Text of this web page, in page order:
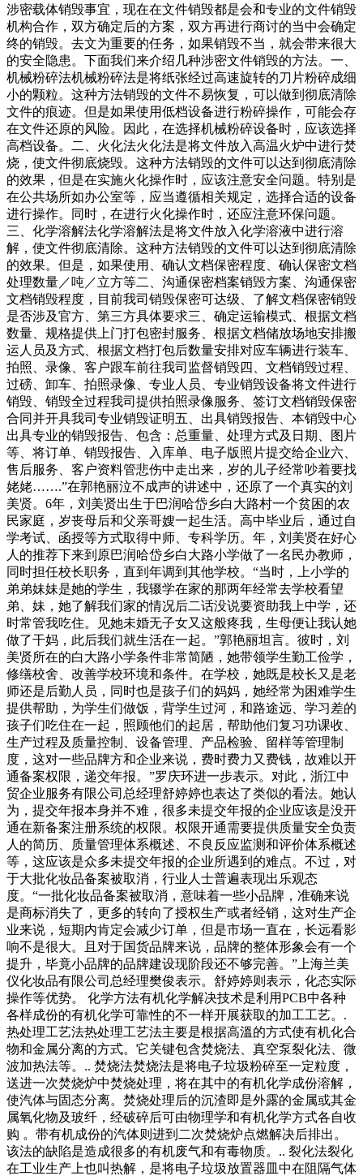
涉密载体销毁事宜，现在在文件销毁都是会和专业的文件销毁
机构合作，双方确定后的方案，双方再进行商讨的当中会确定
终的销毁。去文为重要的任务，如果销毁不当，就会带来很大
的安全隐患。下面我们来介绍几种涉密文件销毁的方法。一、
机械粉碎法机械粉碎法是将纸张经过高速旋转的刀片粉碎成细
小的颗粒。这种方法销毁的文件不易恢复，可以做到彻底清除
文件的痕迹。但是如果使用低档设备进行粉碎操作，可能会存
在文件还原的风险。因此，在选择机械粉碎设备时，应该选择
高档设备。二、火化法火化法是将文件放入高温火炉中进行焚
烧，使文件彻底烧毁。这种方法销毁的文件可以达到彻底清除
的效果，但是在实施火化操作时，应该注意安全问题。特别是
在公共场所如办公室等，应当遵循相关规定，选择合适的设备
进行操作。同时，在进行火化操作时，还应注意环保问题。
三、化学溶解法化学溶解法是将文件放入化学溶液中进行溶
解，使文件彻底清除。这种方法销毁的文件可以达到彻底清除
的效果。但是，如果使用、确认文档保密程度、确认保密文档
处理数量／吨／立方等二、沟通保密档案销毁方案、沟通保密
文档销毁程度，目前我司销毁保密可达级、了解文档保密销毁
是否涉及官方、第三方具体要求三、确定运输模式、根据文档
数量、规格提供上门打包密封服务、根据文档储放场地安排搬
运人员及方式、根据文档打包后数量安排对应车辆进行装车、
拍照、录像、客户跟车前往我司监督销毁四、文档销毁过程、
过磅、卸车、拍照录像、专业人员、专业销毁设备将文件进行
销毁、销毁全过程我司提供拍照录像服务、签订文档销毁保密
合同并开具我司专业销毁证明五、出具销毁报告、本销毁中心
出具专业的销毁报告、包含：总重量、处理方式及日期、图片
等、将订单、销毁报告、入库单、电子版照片提交给企业六、
售后服务、客户资料管悲伤中走出来，岁的儿子经常吵着要找
姥姥…….”在郭艳丽泣不成声的讲述中，还原了一个真实的刘
美贤。6年，刘美贤出生于巴润哈岱乡白大路村一个贫困的农
民家庭，岁丧母后和父亲哥嫂一起生活。高中毕业后，通过自
学考试、函授等方式取得中师、专科学历。年，刘美贤在好心
人的推荐下来到原巴润哈岱乡白大路小学做了一名民办教师，
同时担任校长职务，直到年调到其他学校。“当时，上小学的
弟弟妹妹是她的学生，我辍学在家的那两年经常去学校看望
弟、妹，她了解我们家的情况后二话没说要资助我上中学，还
时常管我吃住。见她未婚无子女又这般疼我，生母便让我认她
做了干妈，此后我们就生活在一起。”郭艳丽坦言。彼时，刘
美贤所在的白大路小学条件非常简陋，她带领学生勤工俭学，
修缮校舍、改善学校环境和条件。在学校，她既是校长又是老
师还是后勤人员，同时也是孩子们的妈妈，她经常为困难学生
提供帮助，为学生们做饭，背学生过河，和路途远、学习差的
孩子们吃住在一起，照顾他们的起居，帮助他们复习功课收、
生产过程及质量控制、设备管理、产品检验、留样等管理制
度，这对一些品牌方和企业来说，费时费力又费钱，故难以开
通备案权限，递交年报。”罗庆环进一步表示。对此，浙江中
贸企业服务有限公司总经理舒婷婷也表达了类似的看法。她认
为，提交年报本身并不难，很多未提交年报的企业应该是没开
通在新备案注册系统的权限。权限开通需要提供质量安全负责
人的简历、质量管理体系概述、不良反应监测和评价体系概述
等，这应该是众多未提交年报的企业所遇到的难点。不过，对
于大批化妆品备案被取消，行业人士普遍表现出乐观态
度。“一批化妆品备案被取消，意味着一些小品牌，准确来说
是商标消失了，更多的转向了授权生产或者经销，这对生产企
业来说，短期内肯定会减少订单，但是市场一直在，长远看影
响不是很大。且对于国货品牌来说，品牌的整体形象会有一个
提升，毕竟小品牌的品牌建设现阶段还不够完善。”上海兰美
仪化妆品有限公司总经理樊俊表示。舒婷婷则表示，化态实际
操作等优势。 化学方法有机化学解决技术是利用PCB中各种
各样成份的有机化学可靠性的不一样开展获取的加工工艺。.
热处理工艺法热处理工艺法主要是根据高溫的方式使有机化合
物和金属分离的方式。它关键包含焚烧法、真空泵裂化法、微
波加热法等。.. 焚烧法焚烧法是将电子垃圾粉碎至一定粒度，
送进一次焚烧炉中焚烧处理，将在其中的有机化学成份溶解，
使汽体与固态分离。焚烧处理后的沉渣即是外露的金属或其金
属氧化物及玻纤，经破碎后可由物理学和有机化学方式各自收
购 。带有机成份的汽体则进到二次焚烧炉点燃解决后排出。
该法的缺陷是造成很多的有机废气和有毒物质。.. 裂化法裂化
在工业生产上也叫热解，是将电子垃圾放置器皿中在阻隔气体